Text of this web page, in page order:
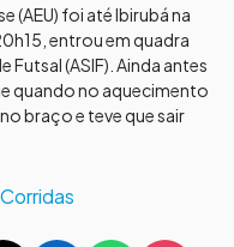
(AEU) foi até Ibirubá na
entrou em quadra
(ASIF). Ainda antes
quando no aquecimento
braço e teve que sair
Corridas